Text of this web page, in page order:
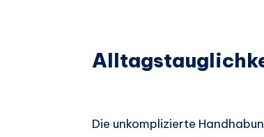
Die unkomplizierte